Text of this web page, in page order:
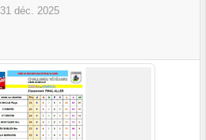
31 déc. 2025